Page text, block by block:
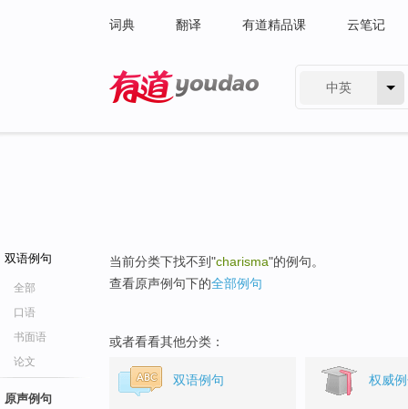
词典 翻译 有道精品课 云笔记
中英
双语例句
全部
口语
书面语
论文
原声例句
当前分类下找不到"charisma"的例句。
查看原声例句下的全部例句
或者看看其他分类：
双语例句 权威